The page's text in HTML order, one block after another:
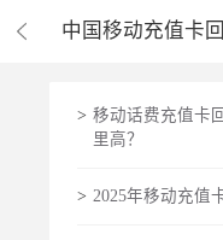
中国移动充值卡
> 移动话费充值卡
里高？
> 2025年移动充值